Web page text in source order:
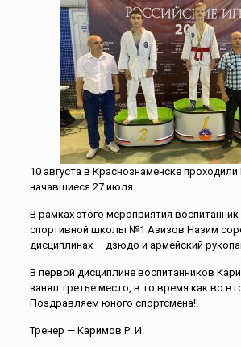
10 августа в Краснознаменске проходили
начавшиеся 27 июля
В рамках этого мероприятия
спортивной школы №1 Азизов Назим
дисциплинах — дзюдо и армейский
В первой дисциплине воспитанников
занял третье место, в то время как во
Поздравляем юного спортсмена!!
Тренер — Каримов Р. И.